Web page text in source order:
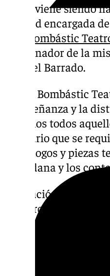
Como viene siendo
entidad encargada
Bombástic
coordinador de la
Manuel Barrado.
Desde Bombástic
la enseñanza y la
alumnos todos
vestuario que se
monólogos y
ciudadana y los
“Actuación vecinal”
primero dedicado a
participación